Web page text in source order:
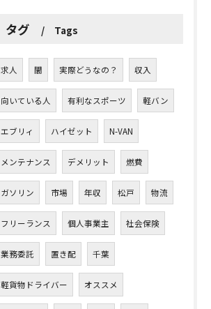
タグ Tags
求人 闇 実際どうなの？ 収入
向いている人 有利なスポーツ 軽バン
エブリィ ハイゼット N-VAN
メンテナンス デメリット 燃費
ガソリン 市場 年収 松戸 物流
フリーランス 個人事業主 社会保険
業務委託 置き配 千葉
軽貨物ドライバー オススメ